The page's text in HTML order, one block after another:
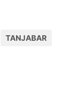
TANJABAR